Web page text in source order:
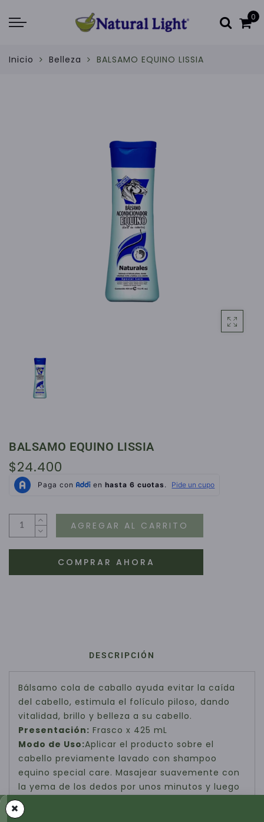
0
Inicio Belleza BALSAMO EQUINO LISSIA
BALSAMO EQUINO LISSIA
$24.400
AGREGAR AL CARRITO
COMPRAR AHORA
DESCRIPCIÓN
Bálsamo cola de caballo ayuda evitar la caída
del cabello, estimula el folículo piloso, dando
vitalidad, brillo y belleza a su cabello.
Presentación: Frasco x 425 mL
Modo de Uso:Aplicar el producto sobre el
cabello previamente lavado con shampoo
equino special care. Masajear suavemente con
la yema de los dedos por unos minutos y luego
enjuagar con abundante agua